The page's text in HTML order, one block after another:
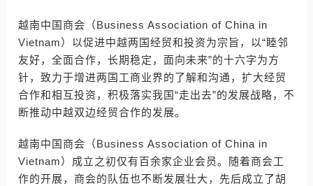
越南中国商会（Business Association of China in
Vietnam）以促进中越两国经贸和投资为宗旨，以“睦邻
友好，全面合作，长期稳定，面向未来”的十六字为方
针，致力于增进两国工商业界的了解和沟通，扩大经贸
合作和相互投资，积极落实我国“走出去”的发展战略，不
断推动中越双边经贸合作的发展。
越南中国商会（Business Association of China in
Vietnam）成立之初仅有百余家企业会员。随着商会工
作的开展，商会的队伍也不断发展壮大，先后成立了胡